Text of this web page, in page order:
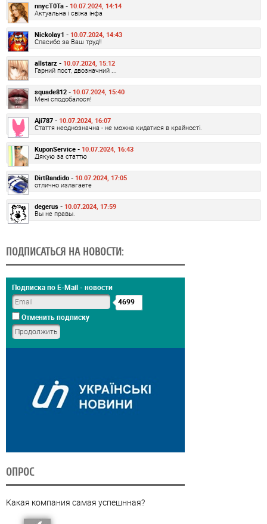
nnycT0Ta - 10.07.2024, 14:14
Актуальна і свіжа інфа
Nickolay1 - 10.07.2024, 14:43
Спасибо за Ваш труд!!
allstarz - 10.07.2024, 15:12
Гарний пост, двозначний ...
squade812 - 10.07.2024, 15:40
Мені сподобалося!
Aji787 - 10.07.2024, 16:07
Стаття неоднозначна - не можна кидатися в крайності.
KuponService - 10.07.2024, 16:43
Дякую за статтю
DirtBandido - 10.07.2024, 17:05
отлично излагаете
degerus - 10.07.2024, 17:59
Вы не правы.
ПОДПИСАТЬСЯ НА НОВОСТИ:
Подписка по E-Mail - новости
4699
Отменить подписку
ОПРОС
Какая компания самая успешнная?